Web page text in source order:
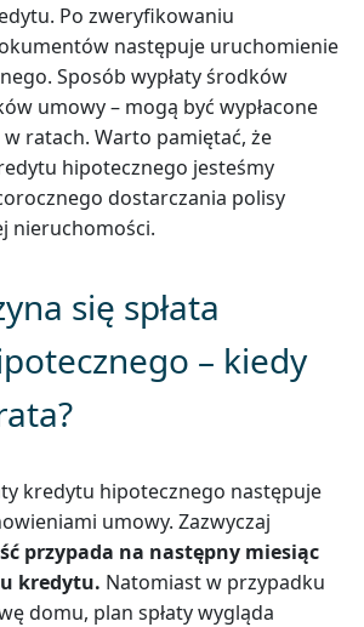
Po zweryfikowaniu
następuje uruchomienie
Sposób wypłaty środków
umowy – mogą być wypłacone
ratach. Warto pamiętać, że
hipotecznego jesteśmy
dostarczania polisy
nieruchomości.
się spłata
– kiedy
kredytu hipotecznego następuje
umowy. Zazwyczaj
przypada na następny miesiąc
kredytu. Natomiast w przypadku
domu, plan spłaty wygląda